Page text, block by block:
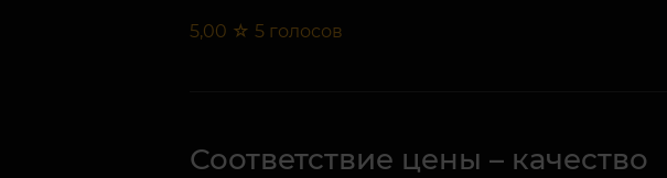
5,00 ☆ 5 голосов
Соответствие цены – качество